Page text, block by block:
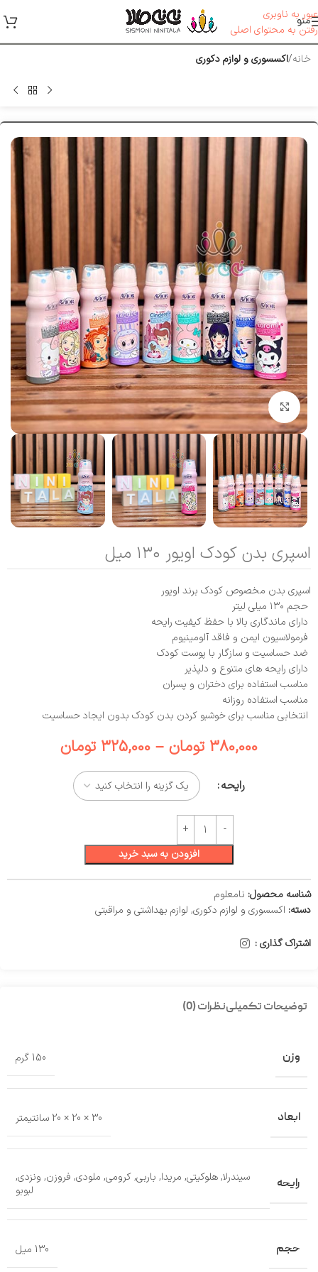
عبور به ناوبری
رفتن به محتوای اصلی
منو
خانه اکسسوری و لوازم دکوری
بزرگنمایی تصویر
اسپری بدن کودک اویور ۱۳۰ میل
اسپری بدن مخصوص کودک برند اویور
حجم ۱۳۰ میلی‌ لیتر
دارای ماندگاری بالا با حفظ کیفیت رایحه
فرمولاسیون ایمن و فاقد آلومینیوم
ضد حساسیت و سازگار با پوست کودک
دارای رایحه‌ های متنوع و دلپذیر
مناسب استفاده برای دختران و پسران
مناسب استفاده روزانه
انتخابی مناسب برای خوشبو کردن بدن کودک بدون ایجاد حساسیت
380,000 تومان –
325,000 تومان
رایحه
افزودن به سبد خرید
شناسه محصول: نامعلوم
دسته: اکسسوری و لوازم دکوری, لوازم بهداشتی و مراقبتی
اشتراک گذاری :
توضیحات تکمیلینظرات (0)
وزن 150 گرم
ابعاد 30 × 20 × 20 سانتیمتر
رایحه سیندرلا,هلوکیتی, مریدا, باربی,کرومی, ملودی, فروزن, ونزدی,
لبوبو
حجم 130 میل